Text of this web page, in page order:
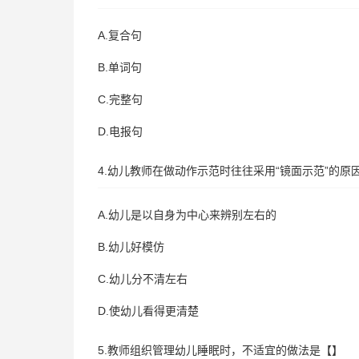
A.复合句
B.单词句
C.完整句
D.电报句
4.幼儿教师在做动作示范时往往采用“镜面示范”的原
A.幼儿是以自身为中心来辨别左右的
B.幼儿好模仿
C.幼儿分不清左右
D.使幼儿看得更清楚
5.教师组织管理幼儿睡眠时，不适宜的做法是【】